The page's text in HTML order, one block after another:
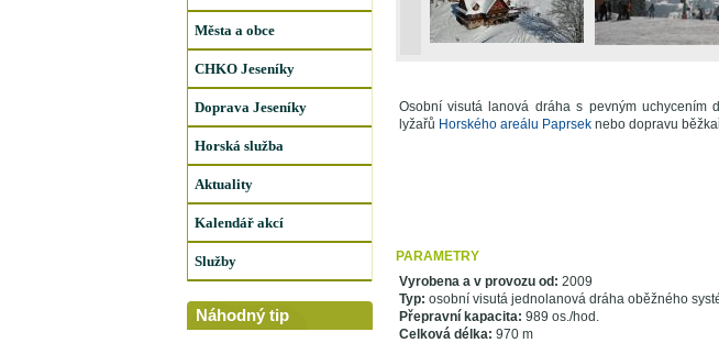
Města a obce
CHKO Jeseníky
Doprava Jeseníky
Horská služba
Aktuality
Kalendář akcí
Služby
Náhodný tip
Osobní visutá lanová dráha s pevným uchycením
lyžařů Horského areálu Paprseknebo dopravu
PARAMETRY
Vyrobena a v provozu od: 2009
Typ: osobní visutá jednolanová dráha oběžného
Přepravní kapacita: 989 os./hod.
Celková délka: 970 m